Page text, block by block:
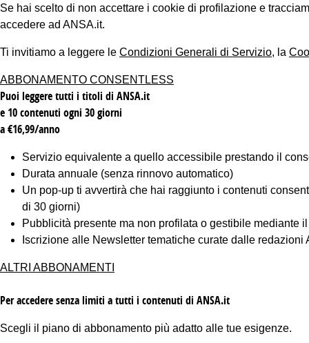
Se hai scelto di non accettare i cookie di profilazione e
accedere ad ANSA.it.
Ti invitiamo a leggere le Condizioni Generali di Servizio, la
ABBONAMENTO CONSENTLESS
Puoi leggere tutti i titoli di ANSA.it
e 10 contenuti ogni 30 giorni
a €16,99/anno
Servizio equivalente a quello accessibile prestando il
Durata annuale (senza rinnovo automatico)
Un pop-up ti avvertirà che hai raggiunto i contenuti
di 30 giorni)
Pubblicità presente ma non profilata o gestibile mediante
Iscrizione alle Newsletter tematiche curate dalle redazioni
ALTRI ABBONAMENTI
Per accedere senza limiti a tutti i contenuti di ANSA.it
Scegli il piano di abbonamento più adatto alle tue esigenze.